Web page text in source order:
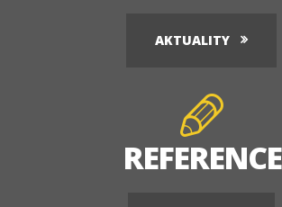
AKTUALITY
REFERENCE